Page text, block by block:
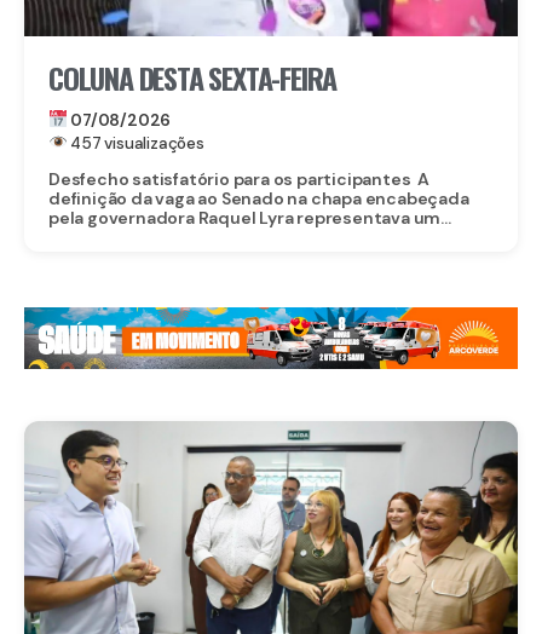
COLUNA DESTA SEXTA-FEIRA
07/08/2026
457 visualizações
Desfecho satisfatório para os participantes A
definição da vaga ao Senado na chapa encabeçada
pela governadora Raquel Lyra representava um...